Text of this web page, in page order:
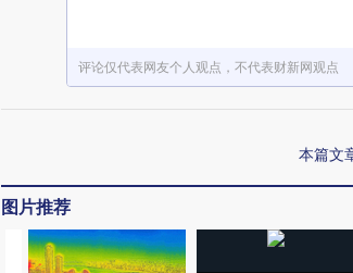
医生接诊过程中听小说并开错检查单，医院通报：涉事医生停职
特朗普称美方可能不得不对伊朗“再予以一击”
美军在印度洋扣押一艘与伊朗相关油轮
万斯称美军部署波兰计划取消是“例行轮换推迟”
法国拟在2030年前累计增加360亿欧元军费
评论仅代表网友个人观点，不代表财新网观点
本篇文
图片推荐